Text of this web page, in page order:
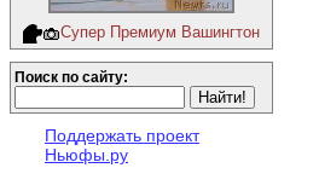
Супер Премиум Вашингтон
Поиск по сайту:
Поддержать проект
Ньюфы.ру